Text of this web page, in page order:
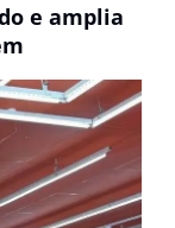
e amplia